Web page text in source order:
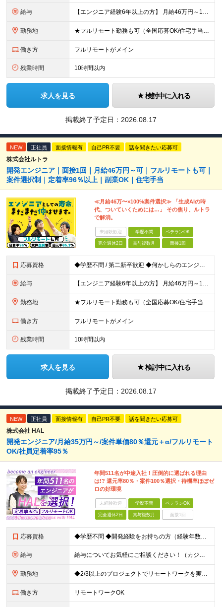
給与 【エンジニア経験6年以上の方】 月給46万円～100万円（固定残業代含む） ※上記月給には月30時間分の固定残業代（月8万7,400円～月19万円）を含む。超過分は全額支給。 【エンジニア経験4年以
勤務地 ★フルリモート勤務も可（全国応募OK/住宅手当を支給します） ※案件によって常駐が必要になる場合があります。 ※希望がない限り、転勤はありません ※U・Iターン歓迎 ★ルトラの社員は全国各地で活躍中
働き方 フルリモートがメイン
残業時間 10時間以内
求人を見る 検討中に入れる
掲載終了予定日： 2026.08.17
NEW 正社員 面接情報有 自己PR不要 話を聞きたい応募可
株式会社ルトラ
開発エンジニア｜面接1回｜月給46万円～可｜フルリモートも可｜
案件選択制｜定着率96％以上｜副業OK｜住宅手当
≪月給46万〜×100%案件選択≫ 「生成AIの時
代、ついていくためには…」 その焦り、ルトラ
で解消。
未経験歓迎 学歴不問 ベテランOK
完全週休2日 賞与複数月 面接1回
応募資格 ◆学歴不問 / 第二新卒歓迎 ◆何かしらのエンジニア経験をお持ちの方 （言語・期間・フェーズ不問） 経験浅めの方も遠慮なくご応募ください！ ■入社前Q＆A ────── ◎実力に見合った報酬が手に
給与 【エンジニア経験6年以上の方】 月給46万円～100万円（固定残業代含む） ※上記月給には月30時間分の固定残業代（月8万7,400円～月19万円）を含む。超過分は全額支給。 【エンジニア経験4年以
勤務地 ★フルリモート勤務も可（全国応募OK/住宅手当を支給します） ※案件によって常駐が必要になる場合があります。 ※希望がない限り、転勤はありません ※U・Iターン歓迎 ★ルトラの社員は全国各地で活躍中
働き方 フルリモートがメイン
残業時間 10時間以内
求人を見る 検討中に入れる
掲載終了予定日： 2026.08.17
NEW 正社員 面接情報有 自己PR不要 話を聞きたい応募可
株式会社 HAL
開発エンジニア/月給35万円～/案件単価80％還元＋α/フルリモート
OK/社員定着率95％
年間511名が中途入社！圧倒的に選ばれる理由
は!? 還元率80％・案件100％選択・待機率ほぼゼ
ロの好環境
未経験歓迎 学歴不問 ベテランOK
完全週休2日 賞与複数月 面接1回
応募資格 ◆学歴不問 ◆開発経験をお持ちの方（経験年数不問） ＜こんな方は大歓迎！＞ ◎今の収入をもっと増やしたい ◎もっと上流の案件で活躍したい ◎将来のキャリアにつながる案件に携わりたい ◎自分のやりたい
給与 給与についてお気軽にご相談ください！（カジュアル面談可能） 月給35万円～＋各種手当＋賞与2回 ※固定残業代は、時間外労働の有無に関わらず40時間分を87,500円～支給 ※超過分は別途支給 ※試用
勤務地 ◆2/3以上のプロジェクトでリモートワークを実施中！ ≪自社拠点≫ ・東京本社／東京都千代田区丸の内二丁目6番1号 丸の内パークビルディング6階 ・関西支社／⼤阪府⼤阪市中央区安⼟町2-3-13 ⼤
働き方 リモートワークOK